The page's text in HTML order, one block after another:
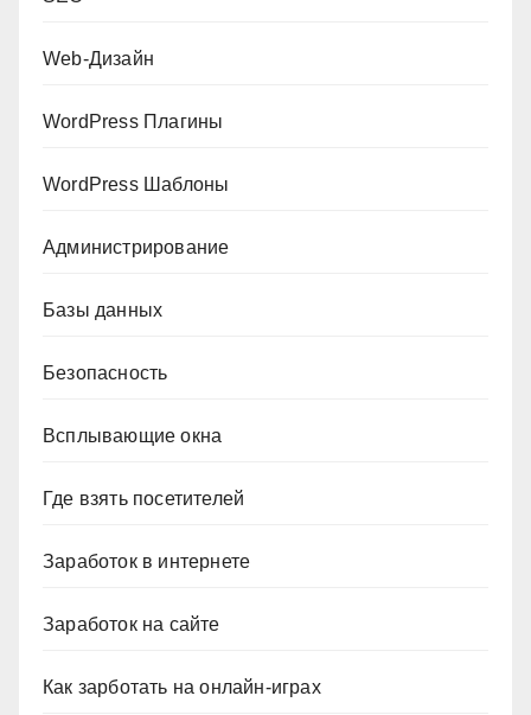
Web-Дизайн
WordPress Плагины
WordPress Шаблоны
Администрирование
Базы данных
Безопасность
Всплывающие окна
Где взять посетителей
Заработок в интернете
Заработок на сайте
Как зарботать на онлайн-играх